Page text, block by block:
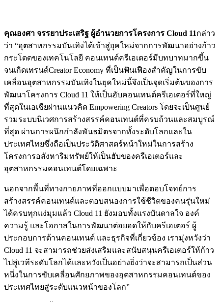
คุณองศา จรรยาประเสริฐ ผู้อำนวยการโครงการ Cloud 11กล่าว
ว่า “อุตสาหกรรมบันเทิงได้เข้าสู่ยุคใหม่จากการพัฒนาอย่างก้าว
กระโดดของเทคโนโลยี คอนเทนต์ครีเอเตอร์มีบทบาทมากขึ้น
จนเกิดเทรนด์Creator Economy ที่เป็นฟันเฟืองสำคัญในการขับ
เคลื่อนอุตสาหกรรมบันเทิงในยุคใหม่นี้จึงเป็นจุดเริ่มต้นของการ
พัฒนาโครงการ Cloud 11 ให้เป็นฮับคอนเทนต์ครีเอเตอร์ที่ใหญ่
ที่สุดในเอเชียผ่านแนวคิด Empowering Creators โดยจะเป็นศูนย์
รวมระบบนิเวศการสร้างสรรค์คอนเทนต์ที่ครบถ้วนและสมบูรณ์
ที่สุด ผ่านการผนึกกำลังพันธมิตรจากทั้งระดับโลกและใน
ประเทศไทยซึ่งถือเป็นประวัติศาสตร์หน้าใหม่ในการสร้าง
โครงการอสังหาริมทรัพย์ให้เป็นฮับของครีเอเตอร์และ
อุตสาหกรรมคอนเทนต์โดยเฉพาะ
นอกจากพื้นที่ทางกายภาพที่ออกแบบมาเพื่อตอบโจทย์การ
สร้างสรรค์คอนเทนต์และตอบสนองการใช้ชีวิตของคนรุ่นใหม่
ได้ครบทุกแง่มุมแล้ว Cloud 11 ยังมอบทั้งแรงบันดาลใจ องค์
ความรู้ และโอกาสในการพัฒนาต่อยอดให้กับครีเอเตอร์ ผู้
ประกอบการด้านคอนเทนต์ และธุรกิจที่เกี่ยวข้อง เรามุ่งหวังว่า
Cloud 11 จะสามารถช่วยส่งเสริมและสนับสนุนครีเอเตอร์ให้ก้าว
ไปสู่เวทีระดับโลกได้และหวังเป็นอย่างยิ่งว่าจะสามารถเป็นส่วน
หนึ่งในการขับเคลื่อนศักยภาพของอุตสาหกรรมคอนเทนต์ของ
ประเทศไทยสู่ระดับแนวหน้าของโลก”